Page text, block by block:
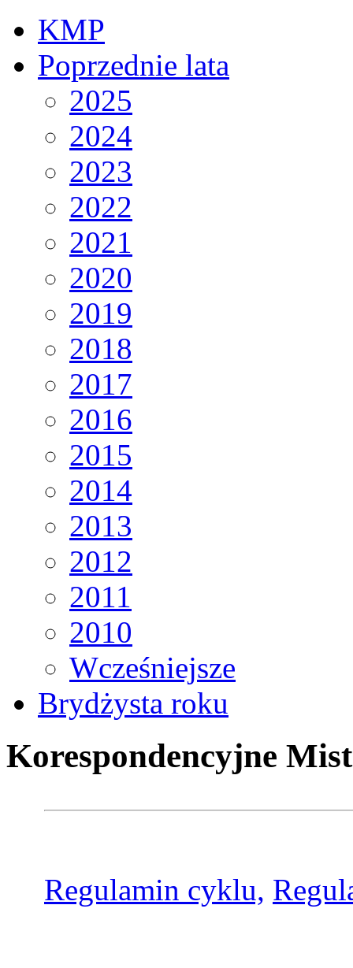
KMP
Poprzednie lata
2025
2024
2023
2022
2021
2020
2019
2018
2017
2016
2015
2014
2013
2012
2011
2010
Wcześniejsze
Brydżysta roku
Korespondencyjne
Regulamin cyklu,